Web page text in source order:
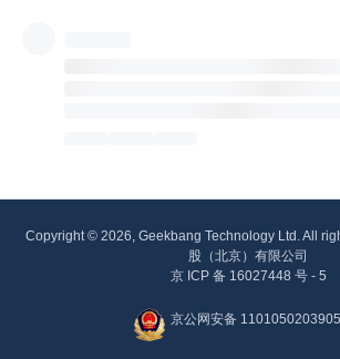
Copyright © 2026, Geekbang Technology Ltd. All
股（北京）有限公司
京 ICP 备 16027448 号 - 5
京公网安备